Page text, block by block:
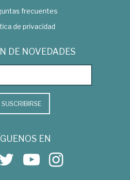
frecuentes
de privacidad
DE NOVEDADES
SUSCRIBIRSE
EN